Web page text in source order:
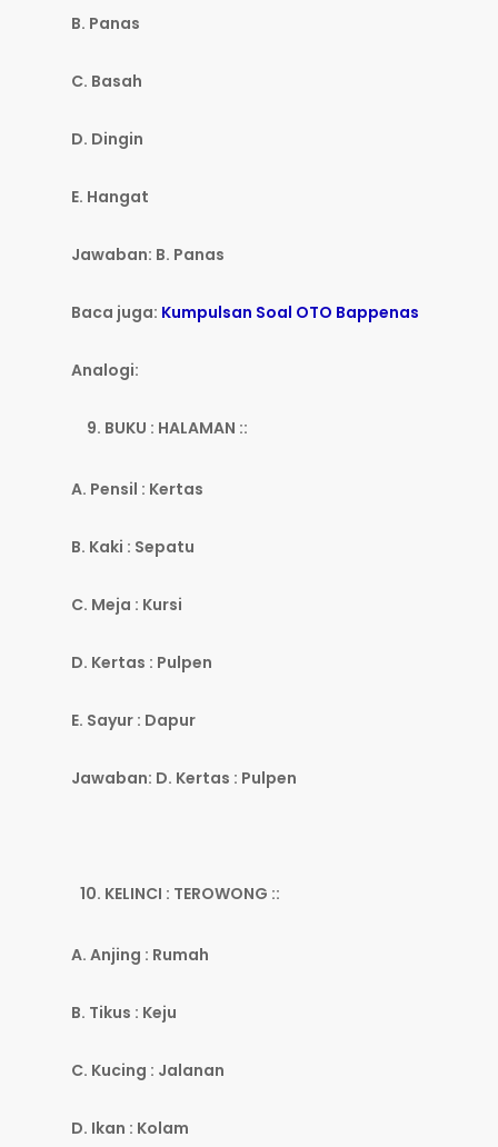
B. Panas
C. Basah
D. Dingin
E. Hangat
Jawaban: B. Panas
Baca juga: Kumpulsan Soal OTO Bappenas
Analogi:
BUKU : HALAMAN ::
A. Pensil : Kertas
B. Kaki : Sepatu
C. Meja : Kursi
D. Kertas : Pulpen
E. Sayur : Dapur
Jawaban: D. Kertas : Pulpen
KELINCI : TEROWONG ::
A. Anjing : Rumah
B. Tikus : Keju
C. Kucing : Jalanan
D. Ikan : Kolam